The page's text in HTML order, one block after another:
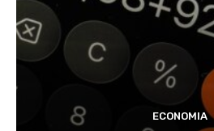
ECONOMIA